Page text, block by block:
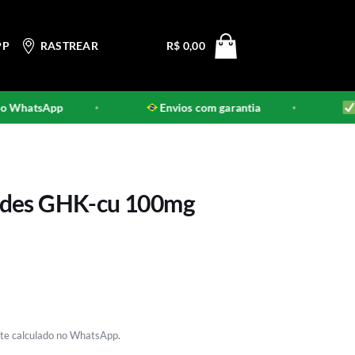
RASTREAR R$ 0,00
Envios com garantia
GHK-cu 100mg
calculado no WhatsApp.